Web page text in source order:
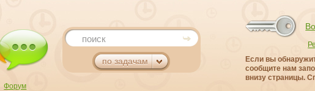
Форум
поиск
по задачам
Если вы
сообщите нам
внизу страницы.